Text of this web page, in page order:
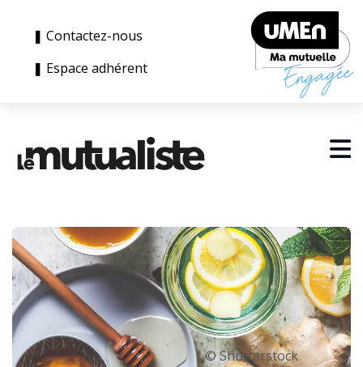
❚ Contactez-nous
❚ Espace adhérent
© Shutterstock